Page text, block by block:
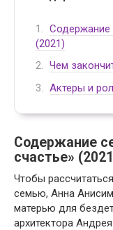
Содержание
(2021)
Чем
Актеры и
Содержание
счастье»
Чтобы
семью, Анна
матерью для
архитектора